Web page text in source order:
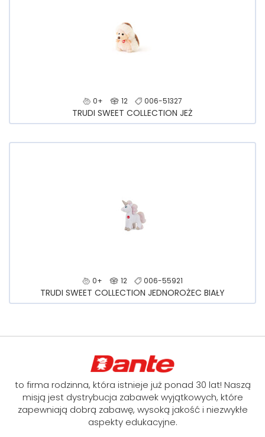
0+ 12 006-51327
TRUDI SWEET COLLECTION JEŻ
0+ 12 006-55921
TRUDI SWEET COLLECTION JEDNOROŻEC BIAŁY
to firma rodzinna, która istnieje już ponad 30 lat! Naszą
misją jest dystrybucja zabawek wyjątkowych, które
zapewniają dobrą zabawę, wysoką jakość i niezwykłe
aspekty edukacyjne.